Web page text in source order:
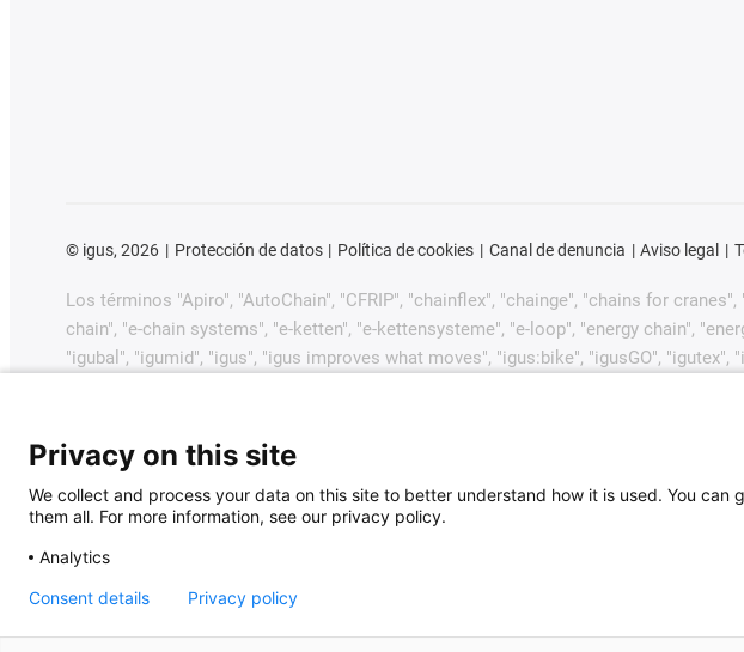
© igus, 2026 Protección de datos Política de cookies Canal de denuncia Aviso legal
Los términos "Apiro", "AutoChain", "CFRIP", "chainflex", "chainge", "chains for
chain", "e-chain systems", "e-ketten", "e-kettensysteme", "e-loop", "energy chain",
"igubal", "igumid", "igus", "igus improves what moves", "igus:bike", "igusGO",
GmbH/Colonia en la República Federal de Alemania y posiblemente en algunos
comerciales pendientes o marcas comerciales registradas) de igus GmbH o de
igus® GmbH desea señalar que no vende productos de Allen Bradley, B&R,
Jetter, Lenze, LinMot, LTi DRiVES, Mitsubishi, NUM, Parker, Bosch Rexroth, SEW,
Privacy on this site
We collect and process your data on this site to better understand how it is used. You
them all. For more information, see our privacy policy.
Analytics
Consent details Privacy policy